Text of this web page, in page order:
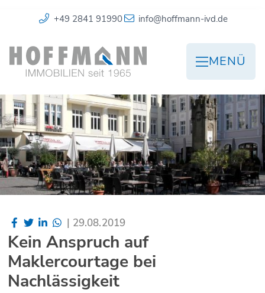
+49 2841 91990 info@hoffmann-ivd.de
MENÜ
| 29.08.2019
Kein Anspruch auf
Maklercourtage bei
Nachlässigkeit